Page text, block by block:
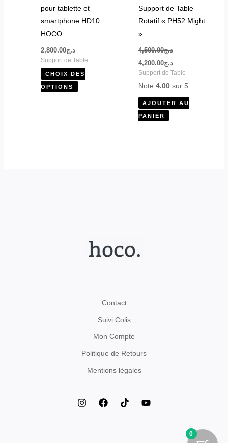
pour tablette et
smartphone HD10
HOCO
د.ج2,800.00
Support de Table
CHOIX DES
OPTIONS
du
produit
Support de Table
Rotatif « PH52 Might
»
د.ج4,500.00
د.ج4,200.00
Support de Table
Note 4.00sur 5
AJOUTER AU
PANIER
Contact
Suivi Colis
Mon Compte
Politique de Retours
Mentions légales
0